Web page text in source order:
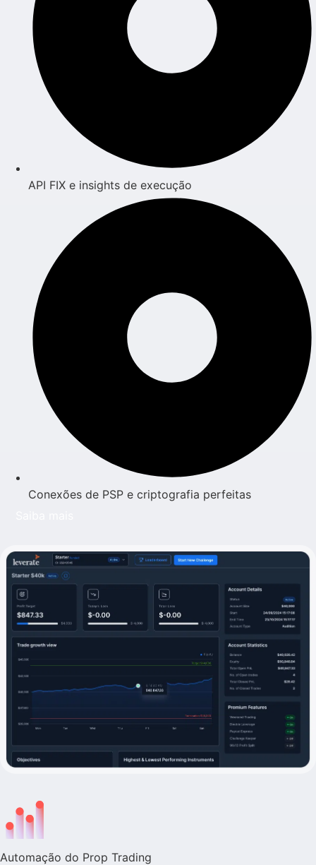
API FIX e insights de execução
Conexões de PSP e criptografia perfeitas
Automação do Prop Trading